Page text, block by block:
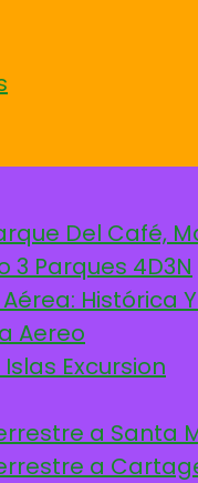
Del Café,
3 Parques 4D3N
Histórica
Aereo
Excursion
a Santa
a